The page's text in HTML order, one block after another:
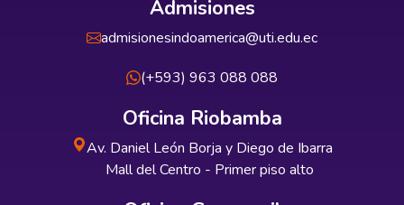
Admisiones
admisionesindoamerica@uti.edu.ec
(+593) 963 088 088
Oficina Riobamba
Av. Daniel León Borja y Diego de Ibarra
Mall del Centro - Primer piso alto